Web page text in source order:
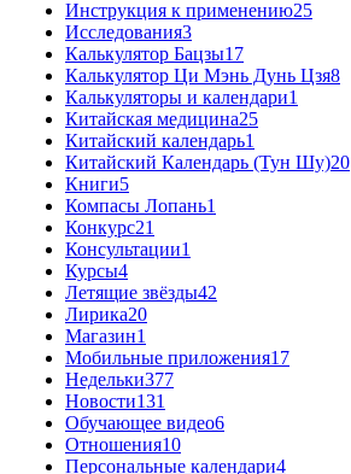
Инструкция к применению25
Исследования3
Калькулятор Бацзы17
Калькулятор Ци Мэнь Дунь Цзя8
Калькуляторы и календари1
Китайская медицина25
Китайский календарь1
Китайский Календарь (Тун Шу)20
Книги5
Компасы Лопань1
Конкурс21
Консультации1
Курсы4
Летящие звёзды42
Лирика20
Магазин1
Мобильные приложения17
Недельки377
Новости131
Обучающее видео6
Отношения10
Персональные календари4